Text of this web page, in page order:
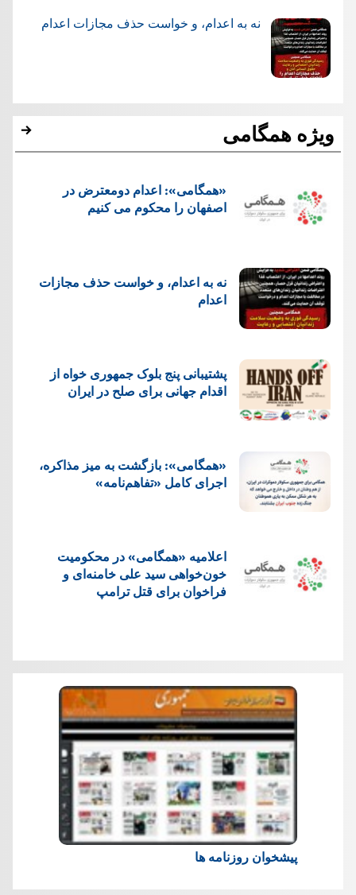
نه به اعدام، و خواست حذف مجازات اعدام
ویژه همگامی
«همگامی»: اعدام دومعترض در
اصفهان را محکوم می کنیم
نه به اعدام، و خواست حذف مجازات
اعدام
پشتيبانی پنج بلوک جمهوری خواه از
اقدام جهانی برای صلح در ایران
«همگامی»: بازگشت به میز مذاکره،
اجرای کامل «تفاهم‌نامه»
اعلامیه «همگامی» در محکومیت
خون‌خواهی سید علی خامنه‌ای و
فراخوان برای قتل ترامپ
پیشخوان روزنامه ها